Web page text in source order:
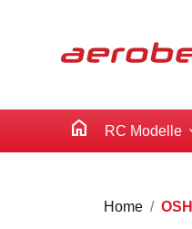
home RC Modelle
Home